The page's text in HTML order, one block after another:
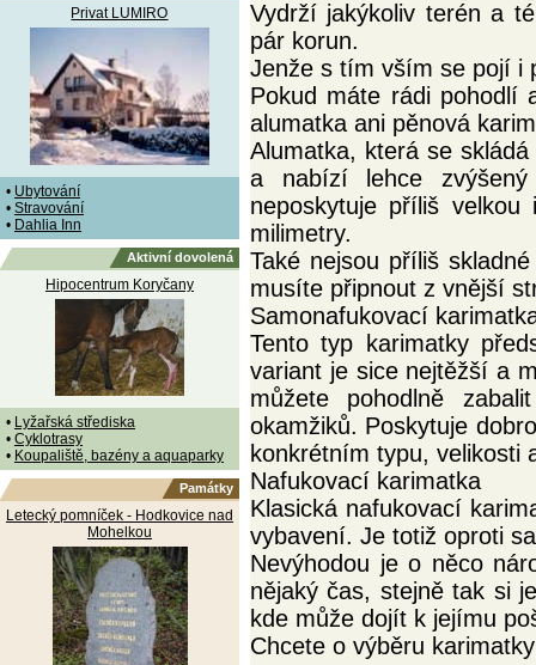
Privat LUMIRO
• Ubytování
• Stravování
• Dahlia Inn
Aktivní dovolená
Hipocentrum Koryčany
• Lyžařská střediska
• Cyklotrasy
• Koupaliště, bazény a aquaparky
Památky
Letecký pomníček - Hodkovice nad
Mohelkou
Vydrží jakýkoliv terén a
pár korun.
Jenže s tím vším se pojí i
Pokud máte rádi pohodlí
alumatka ani pěnová
Alumatka, která se
a nabízí lehce
neposkytuje příliš
milimetry.
Také nejsou příliš
musíte připnout z vnější
Samonafukovací
Tento typ karimatky
variant je sice nejtěžší a
můžete pohodlně
okamžiků. Poskytuje
konkrétním typu, velikosti
Nafukovací karimatka
Klasická nafukovací
vybavení. Je totiž oproti
Nevýhodou je o něco
nějaký čas, stejně tak si
kde může dojít k jejímu
Chcete o výběru